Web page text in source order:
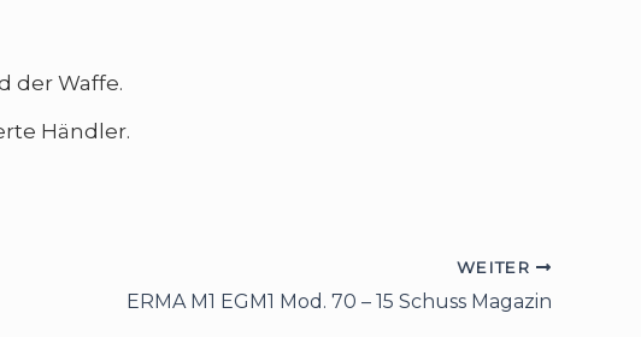
der Waffe.
Händler.
WEITER
ERMA M1 EGM1 Mod. 70 – 15 Schuss Magazin